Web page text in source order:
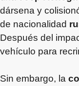
dársena y
de nacionalidad
Después del
vehículo para
Sin embargo, la